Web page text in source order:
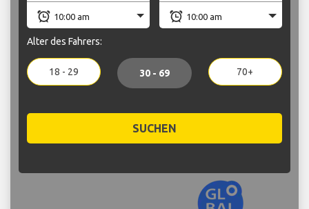
Alter des Fahrers:
18 - 29 30 - 69 70+
SUCHEN